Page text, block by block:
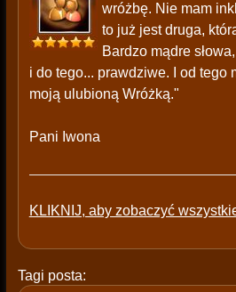
wróżbę. Nie mam
to już jest druga,
Bardzo mądre
i do tego... prawdziwe. I od tego
moją ulubioną Wróżką."
Pani Iwona
KLIKNIJ, aby zobaczyć
Tagi posta: